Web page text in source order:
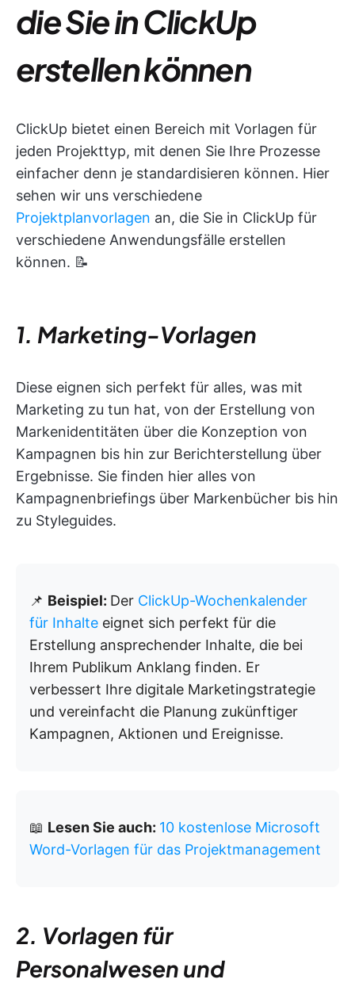
die Sie in ClickUp
erstellen können
ClickUp bietet einen Bereich mit Vorlagen für
jeden Projekttyp, mit denen Sie Ihre Prozesse
einfacher denn je standardisieren können. Hier
sehen wir uns verschiedene
Projektplanvorlagen an, die Sie in ClickUp für
verschiedene Anwendungsfälle erstellen
können. 📝
1. Marketing-Vorlagen
Diese eignen sich perfekt für alles, was mit
Marketing zu tun hat, von der Erstellung von
Markenidentitäten über die Konzeption von
Kampagnen bis hin zur Berichterstellung über
Ergebnisse. Sie finden hier alles von
Kampagnenbriefings über Markenbücher bis hin
zu Styleguides.
📌 Beispiel: Der ClickUp-Wochenkalender
für Inhalte eignet sich perfekt für die
Erstellung ansprechender Inhalte, die bei
Ihrem Publikum Anklang finden. Er
verbessert Ihre digitale Marketingstrategie
und vereinfacht die Planung zukünftiger
Kampagnen, Aktionen und Ereignisse.
📖 Lesen Sie auch: 10 kostenlose Microsoft
Word-Vorlagen für das Projektmanagement
2. Vorlagen für
Personalwesen und